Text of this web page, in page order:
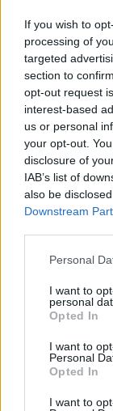
If you wish to
processing of
targeted
section to
opt-out request
interest-based
us or personal
your opt-out.
disclosure of
IAB’s list of
also be
Downstream
Personal
I want to
personal
Opted In
I want to
Personal
Opted In
I want to
Hülsenfrüchte.
Joghurt, während
Element Feuer
gewissen Übung,
Kochanfängern,
Weitere
Top-